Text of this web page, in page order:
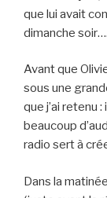
que lui avait
dimanche soir….
Avant que
sous une
que j’ai retenu
beaucoup
radio sert à
Dans la